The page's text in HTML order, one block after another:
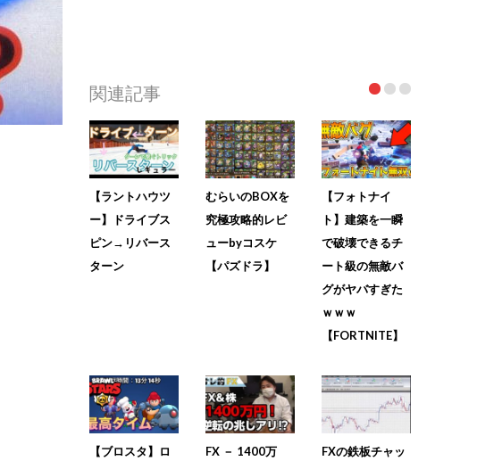
関連記事
【ラントハウツ
ー】ドライブス
ピン→リバース
ターン
むらいのBOXを
究極攻略的レビ
ューbyコスケ
【パズドラ】
【フォトナイ
ト】建築を一瞬
で破壊できるチ
ート級の無敵バ
グがヤバすぎた
ｗｗｗ
【FORTNITE】
【ブロスタ】ロ
FX － 1400万
FXの鉄板チャッ